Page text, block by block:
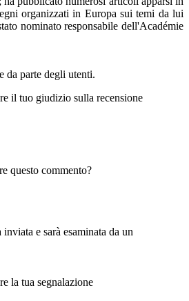
organizzati in Europa sui temi da lui
nominato responsabile dell'Académie
da parte degli utenti.
il tuo giudizio sulla recensione
questo commento?
e sarà esaminata da un
la tua segnalazione